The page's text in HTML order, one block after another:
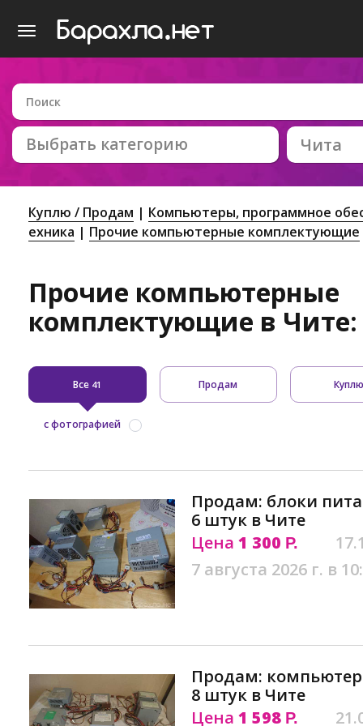
Выбрать категорию Чита
Куплю / Продам
Компьютеры, программное
ехника
Прочие компьютерные комплектующие
Прочие компьютерные
комплектующие в
Все 41 Продам
с фотографией
Продам: блоки
6 штук в Чите
Цена 1 300 Р.
7 августа 2026 г. в
Продам:
8 штук в Чите
Цена 1 598 Р.